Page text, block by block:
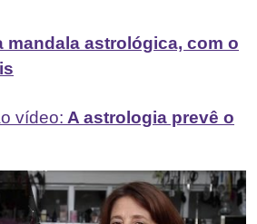
mandala astrológica, com o
vídeo: A astrologia prevê o